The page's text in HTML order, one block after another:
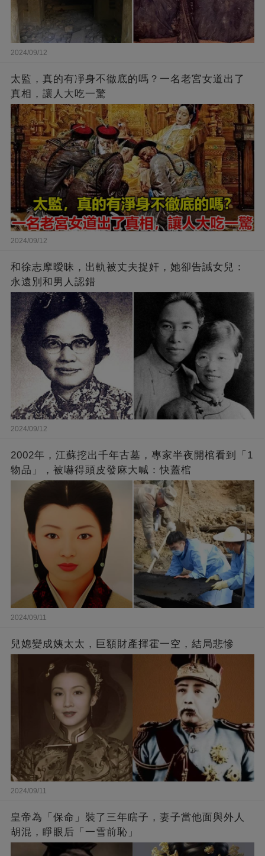
2024/09/12
太監，真的有凈身不徹底的嗎？一名老宮女道出了
真相，讓人大吃一驚
2024/09/12
和徐志摩曖昧，出軌被丈夫捉奸，她卻告誡女兒：
永遠別和男人認錯
2024/09/12
2002年，江蘇挖出千年古墓，專家半夜開棺看到「1
物品」，被嚇得頭皮發麻大喊：快蓋棺
2024/09/11
兒媳變成姨太太，巨額財產揮霍一空，結局悲慘
2024/09/11
皇帝為「保命」裝了三年瞎子，妻子當他面與外人
胡混，睜眼后「一雪前恥」